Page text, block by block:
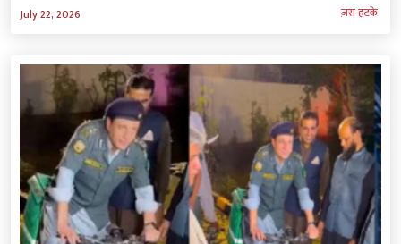
July 22, 2026 ज़रा हटके